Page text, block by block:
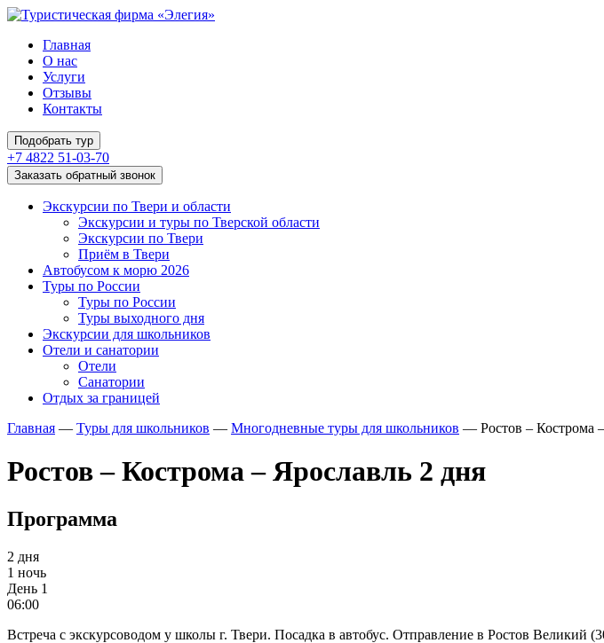
Главная
О нас
Услуги
Отзывы
Контакты
Подобрать тур
+7 4822 51-03-70
Заказать обратный звонок
Экскурсии по Твери и области
Экскурсии и туры по Тверской области
Экскурсии по Твери
Приём в Твери
Автобусом к морю 2026
Туры по России
Туры по России
Туры выходного дня
Экскурсии для школьников
Отели и санатории
Отели
Санатории
Отдых за границей
Главная — Туры для школьников — Многодневные туры для школьников — Ростов – Кострома
Ростов – Кострома – Ярославль 2 дня
Программа
2 дня
1 ночь
День 1
06:00
Встреча с экскурсоводом у школы г. Твери. Посадка в автобус. Отправление в Ростов Великий